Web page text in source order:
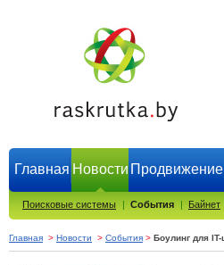
Главная Новости Продвижение
Поисковые системы | События | Байнет
Главная > Новости > События > Боулинг для